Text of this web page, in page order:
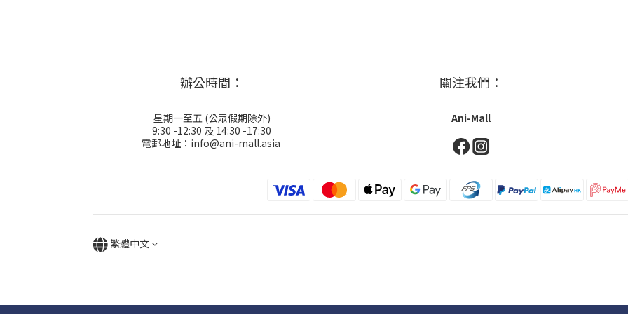
辦公時間：
星期一至五 (公眾假期除外)
9:30 -12:30 及 14:30 -17:30
電郵地址：info@ani-mall.asia
關注我們：
Ani-Mall
繁體中文